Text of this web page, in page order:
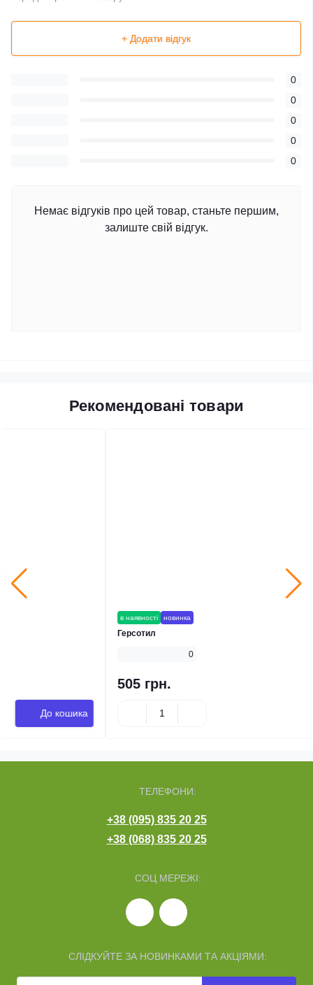
+ Додати відгук
0
0
0
0
0
Немає відгуків про цей товар, станьте першим,
залиште свій відгук.
Рекомендовані товари
ТЕЛЕФОНИ:
+38 (095) 835 20 25
+38 (068) 835 20 25
СОЦ МЕРЕЖІ:
СЛІДКУЙТЕ ЗА НОВИНКАМИ ТА АКЦІЯМИ: